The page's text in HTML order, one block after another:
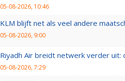
05-08-2026, 10:46
KLM blijft net als veel andere
05-08-2026, 9:00
Riyadh Air breidt netwerk verder
05-08-2026, 7:29